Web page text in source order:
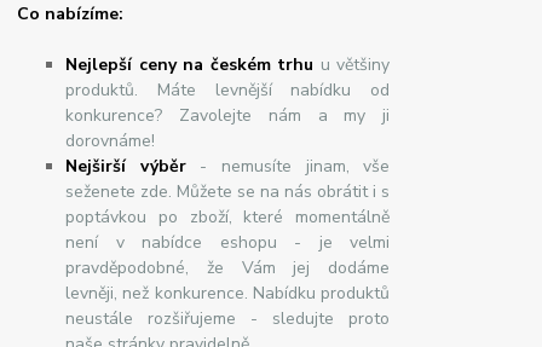
Co nabízíme:
Nejlepší ceny na českém trhu u většiny
produktů. Máte levnější nabídku od
konkurence? Zavolejte nám a my ji
dorovnáme!
Nejširšívýběr- nemusíte jinam, vše
seženete zde. Můžete se na nás obrátit i s
poptávkou po zboží, které momentálně
není v nabídce eshopu - je velmi
pravděpodobné, že Vám jej dodáme
levněji, než konkurence. Nabídku produktů
neustále rozšiřujeme - sledujte proto